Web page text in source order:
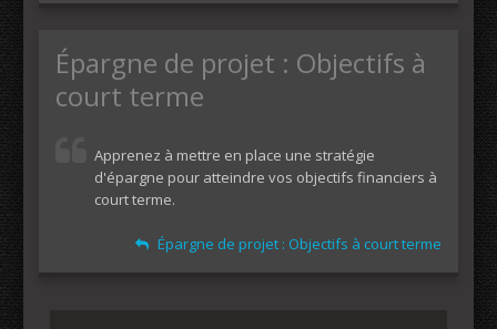
Épargne de projet : Objectifs à
court terme
Apprenez à mettre en place une stratégie
d'épargne pour atteindre vos objectifs financiers à
court terme.
Épargne de projet : Objectifs à court terme